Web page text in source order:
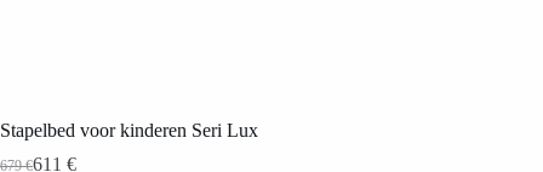
Stapelbed voor kinderen Seri Lux
679€611 €